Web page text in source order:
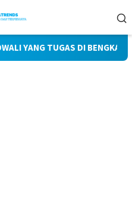
TUGAS DI BENGKAYANG